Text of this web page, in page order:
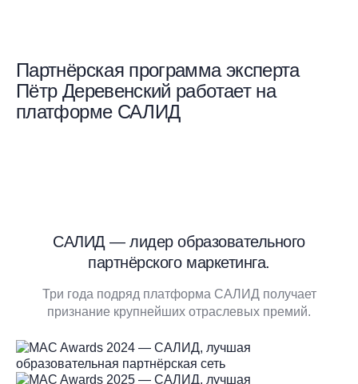
Партнёрская программа эксперта
Пётр Деревенский работает на
платформе САЛИД
САЛИД — лидер образовательного
партнёрского маркетинга.
Три года подряд платформа САЛИД получает
признание крупнейших отраслевых премий.